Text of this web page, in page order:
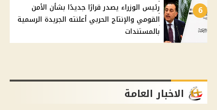
6
رئيس الوزراء يصدر قرارًا جديدًا بشأن الأمن
القومي والإنتاج الحربي أعلنته الجريدة الرسمية
بالمستندات
الاخبار العامة